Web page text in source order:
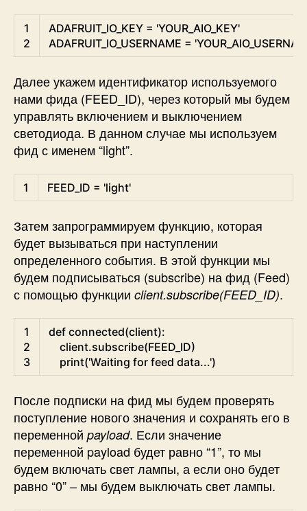
1
2
ADAFRUIT_IO_KEY = 'YOUR_AIO_KEY'
ADAFRUIT_IO_USERNAME =
Далее укажем идентификатор используемого
нами фида (FEED_ID), через который мы будем
управлять включением и выключением
светодиода. В данном случае мы используем
фид с именем “light”.
1 FEED_ID = 'light'
Затем запрограммируем функцию, которая
будет вызываться при наступлении
определенного события. В этой функции мы
будем подписываться (subscribe) на фид (Feed)
с помощью функции client.subscribe(FEED_ID).
1
2
3
def connected(client):
client.subscribe(FEED_ID)
print('Waiting for feed data...')
После подписки на фид мы будем проверять
поступление нового значения и сохранять его в
переменной payload. Если значение
переменной payload будет равно “1”, то мы
будем включать свет лампы, а если оно будет
равно “0” – мы будем выключать свет лампы.